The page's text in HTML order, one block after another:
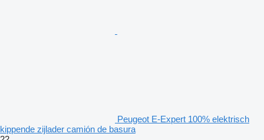
Peugeot E-Expert 100% elektrisch
kippende zijlader camión de basura